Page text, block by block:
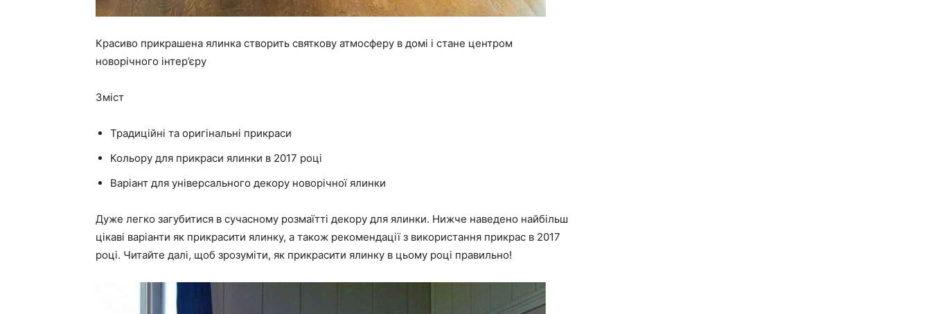
Красиво прикрашена ялинка створить святкову атмосферу в домі і стане центром
новорічного інтер’єру
Зміст
Традиційні та оригінальні прикраси
Кольору для прикраси ялинки в 2017 році
Варіант для універсального декору новорічної ялинки
Дуже легко загубитися в сучасному розмаїтті декору для ялинки. Нижче наведено найбільш
цікаві варіанти як прикрасити ялинку, а також рекомендації з використання прикрас в 2017
році. Читайте далі, щоб зрозуміти, як прикрасити ялинку в цьому році правильно!